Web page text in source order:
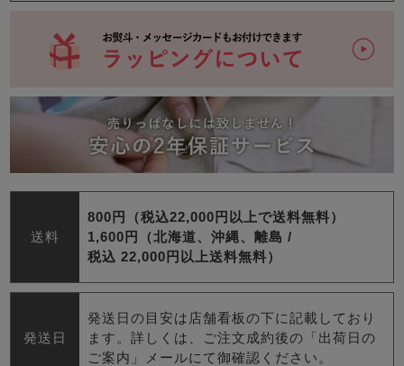
送料
800円（税込22,000円以上で送料無料）
1,600円（北海道、沖縄、離島 /
税込 22,000円以上送料無料）
発送日
発送日の目安は店舗看板の下に記載しており
ます。詳しくは、ご注文成約後の「出荷日の
ご案内」メールにて御確認ください。